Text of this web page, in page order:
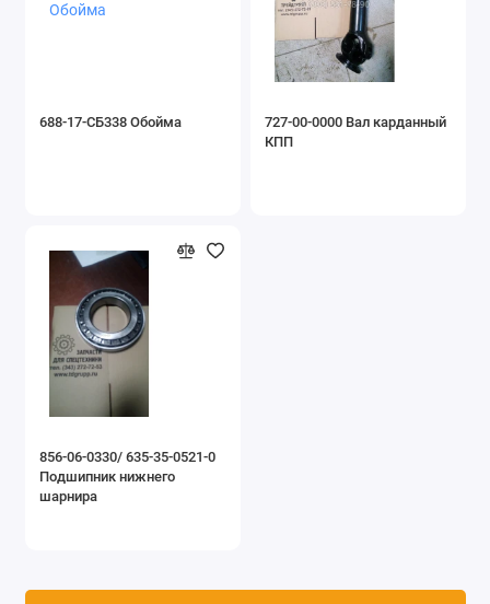
688-17-СБ338 Обойма
727-00-0000 Вал карданный
КПП
856-06-0330/ 635-35-0521-0
Подшипник нижнего
шарнира